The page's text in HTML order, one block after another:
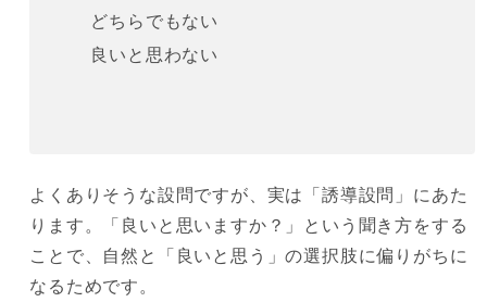
どちらでもない
良いと思わない
よくありそうな設問ですが、実は「誘導設問」にあた
ります。「良いと思いますか？」という聞き方をする
ことで、自然と「良いと思う」の選択肢に偏りがちに
なるためです。